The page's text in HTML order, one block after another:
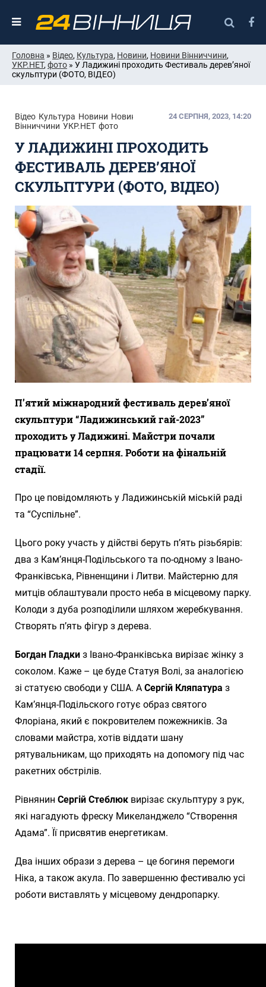
Головна » Відео, Культура, Новини, Новини Вінниччини,
УКР.НЕТ, фото » У Ладижині проходить Фестиваль дерев’яної
скульптури (ФОТО, ВІДЕО)
Відео Культура Новини Новини
Вінниччини УКР.НЕТ фото
24 СЕРПНЯ, 2023, 14:20
У ЛАДИЖИНІ ПРОХОДИТЬ
ФЕСТИВАЛЬ ДЕРЕВ’ЯНОЇ
СКУЛЬПТУРИ (ФОТО, ВІДЕО)
П’ятий міжнародний фестиваль дерев’яної
скульптури “Ладижинський гай-2023”
проходить у Ладижині. Майстри почали
працювати 14 серпня. Роботи на фінальній
стадії.
Про це повідомляють у Ладижинській міській раді
та “Суспільне”.
Цього року участь у дійстві беруть п’ять різьбярів:
два з Кам’янця-Подільського та по-одному з Івано-
Франківська, Рівненщини і Литви. Майстерню для
митців облаштували просто неба в місцевому парку.
Колоди з дуба розподілили шляхом жеребкування.
Створять п’ять фігур з дерева.
Богдан Гладки з Івано-Франківська вирізає жінку з
соколом. Каже – це буде Статуя Волі, за аналогією
зі статуєю свободи у США. А Сергій Кляпатура з
Кам’янця-Подільского готує образ святого
Флоріана, який є покровителем пожежників. За
словами майстра, хотів віддати шану
рятувальникам, що приходять на допомогу під час
ракетних обстрілів.
Рівнянин Сергій Стеблюк вирізає скульптуру з рук,
які нагадують фреску Микеланджело “Створення
Адама”. Її присвятив енергетикам.
Два інших образи з дерева – це богиня перемоги
Ніка, а також акула. По завершенню фестивалю усі
роботи виставлять у місцевому дендропарку.